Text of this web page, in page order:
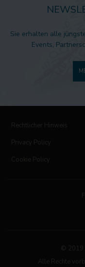
Sie erhalten alle
Events,
Rechtlicher Hinweis
Privacy Policy
Cookie Policy
© 2019
Alle Rechte